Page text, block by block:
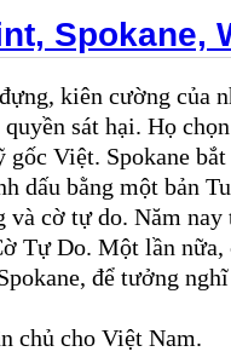
Spokane,
kiên cường của
sát hại. Họ
Việt. Spokane
dấu bằng một bản
và cờ tự do. Năm
Tự Do. Một lần
để tưởng
chủ cho Việt Nam.